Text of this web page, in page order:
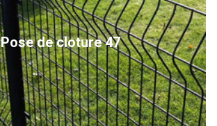
Pose de cloture 47